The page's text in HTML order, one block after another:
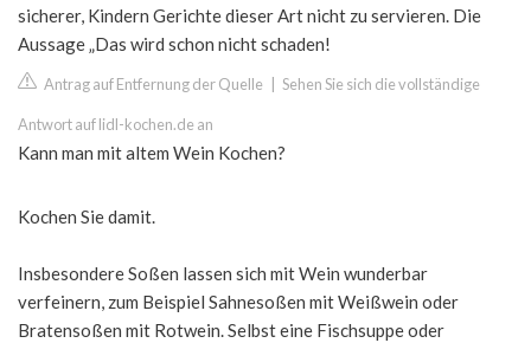
sicherer, Kindern Gerichte dieser Art nicht zu servieren. Die
Aussage „Das wird schon nicht schaden!
Antrag auf Entfernung der Quelle Sehen Sie sich die vollständige
Antwort auf lidl-kochen.de an
Kann man mit altem Wein Kochen?
Kochen Sie damit.
Insbesondere Soßen lassen sich mit Wein wunderbar
verfeinern, zum Beispiel Sahnesoßen mit Weißwein oder
Bratensoßen mit Rotwein. Selbst eine Fischsuppe oder